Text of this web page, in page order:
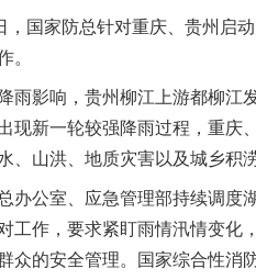
家防总针对重庆、贵州启动
。
影响，贵州柳江上游都柳江发
现新一轮较强降雨过程，重庆
、山洪、地质灾害以及城乡积
公室、应急管理部持续调度湖
工作，要求紧盯雨情汛情变化
众的安全管理。国家综合性消
是一记警钟！